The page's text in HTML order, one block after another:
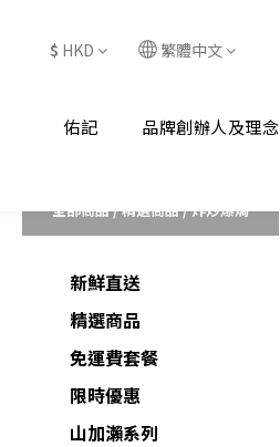
$ HKD 繁體中文
佑記 品牌創辦人及理念
全部商品/精選商品/炸炒爆焗
新鮮直送
精選商品
免運費套餐
限時優惠
山加瀨系列